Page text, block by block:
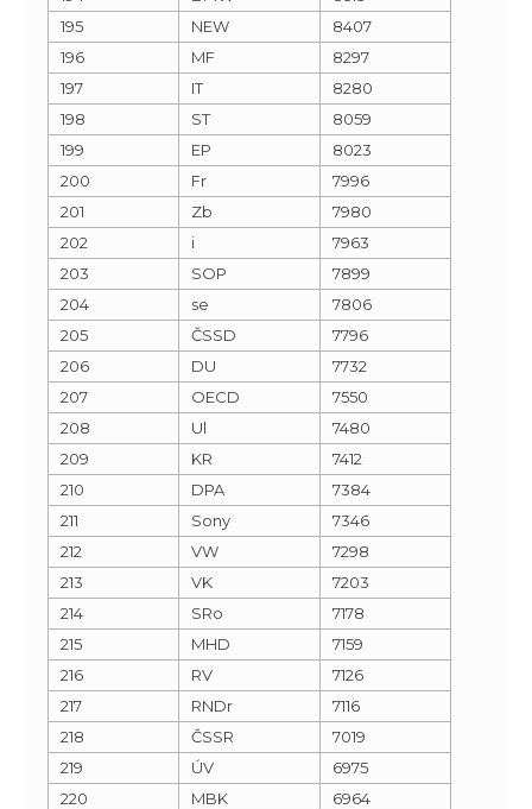
195
NEW
8407
196
MF
8297
197
IT
8280
198
ST
8059
199
EP
8023
200
Fr
7996
201
Zb
7980
202
i
7963
203
SOP
7899
204
se
7806
205
ČSSD
7796
206
DU
7732
207
OECD
7550
208
Ul
7480
209
KR
7412
210
DPA
7384
211
Sony
7346
212
VW
7298
213
VK
7203
214
SRo
7178
215
MHD
7159
216
RV
7126
217
RNDr
7116
218
ČSSR
7019
219
ÚV
6975
220
MBK
6964